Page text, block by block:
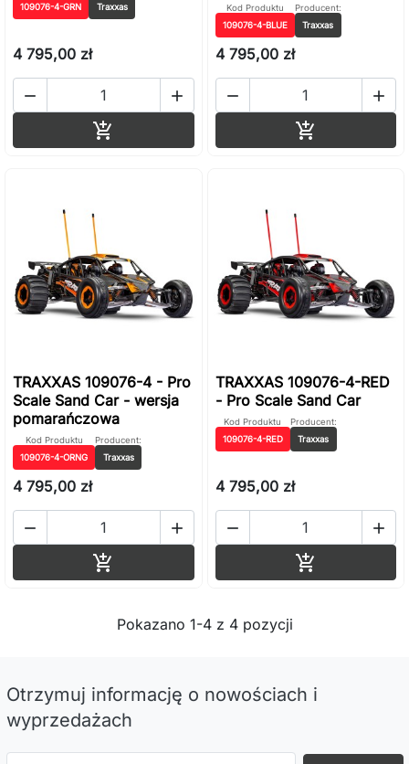
109076-4-GRN
Traxxas
4 795,00 zł
 

Kod Produktu
109076-4-BLUE
Producent:
Traxxas
4 795,00 zł
 

TRAXXAS 109076-4 - Pro
Scale Sand Car - wersja
pomarańczowa
Kod Produktu
109076-4-ORNG
Producent:
Traxxas
4 795,00 zł
 

TRAXXAS 109076-4-RED
- Pro Scale Sand Car
Kod Produktu
109076-4-RED
Producent:
Traxxas
4 795,00 zł
 

Pokazano 1-4 z 4 pozycji
Otrzymuj informację o nowościach i
wyprzedażach